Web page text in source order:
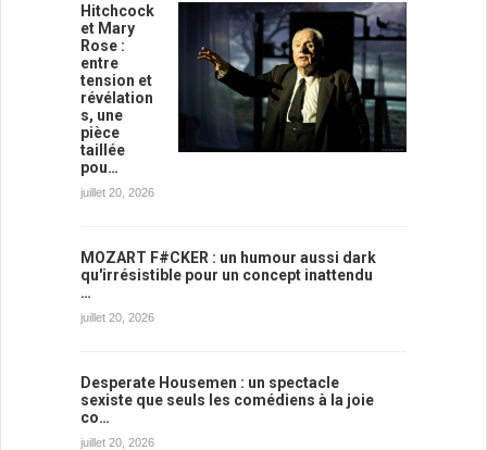
Hitchcock
et Mary
Rose :
entre
tension et
révélation
s, une
pièce
taillée
pou…
juillet 20, 2026
MOZART F#CKER : un humour aussi dark
qu'irrésistible pour un concept inattendu
…
juillet 20, 2026
Desperate Housemen : un spectacle
sexiste que seuls les comédiens à la joie
co…
juillet 20, 2026